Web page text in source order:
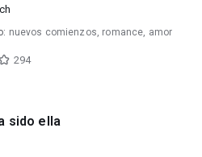
nuevos comienzos, romance, amor
294
sido ella